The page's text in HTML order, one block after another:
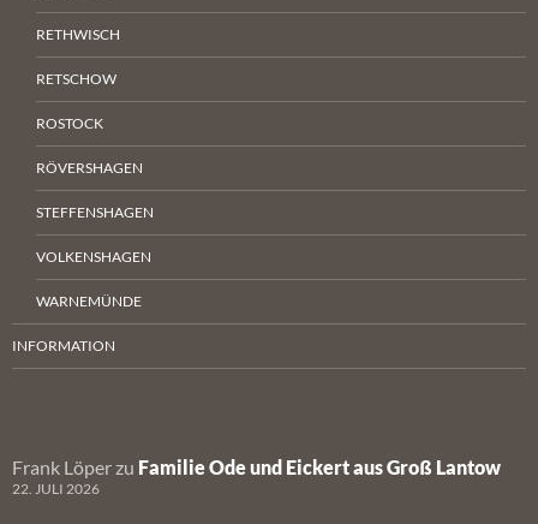
RETHWISCH
RETSCHOW
ROSTOCK
RÖVERSHAGEN
STEFFENSHAGEN
VOLKENSHAGEN
WARNEMÜNDE
INFORMATION
Frank Löper zu Familie Ode und Eickert aus Groß Lantow
22. JULI 2026